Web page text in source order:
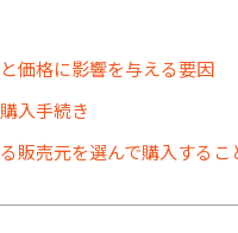
価格に影響を与える要因
入手続き
販売元を選んで購入するこ